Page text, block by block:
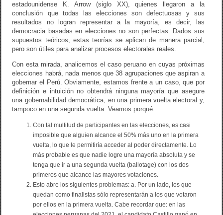
estadounidense K. Arrow (siglo XX), quienes llegaron a la
conclusión que todas las elecciones son defectuosas y sus
resultados no logran representar a la mayoría, es decir, las
democracia basadas en elecciones no son perfectas. Dados sus
supuestos teóricos, estas teorías se aplican de manera parcial,
pero son útiles para analizar procesos electorales reales.
Con esta mirada, analicemos el caso peruano en cuyas próximas
elecciones habrá, nada menos que 38 agrupaciones que aspiran a
gobernar el Perú. Obviamente, estamos frente a un caso, que por
definición e intuición no obtendrá ninguna mayoría que asegure
una gobernabilidad democrática, en una primera vuelta electoral y,
tampoco en una segunda vuelta. Veamos porqué.
Con tal multitud de participantes en las elecciones, es casi
imposible que alguien alcance el 50% más uno en la primera
vuelta, lo que le permitiría acceder al poder directamente. Lo
más probable es que nadie logre una mayoría absoluta y se
tenga que ir a una segunda vuelta (ballotage) con los dos
primeros que alcance las mayores votaciones.
Esto abre los siguientes problemas: a. Por un lado, los que
quedan como finalistas sólo representarán a los que votaron
por ellos en la primera vuelta. Cabe recordar que: en las